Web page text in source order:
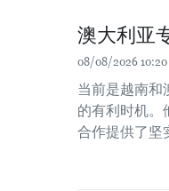
澳大利亚
08/08/2026 10:20
当前是越南和
的有利时机。
合作提供了坚